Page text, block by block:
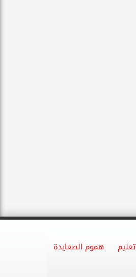
تعليم هموم الصعايدة